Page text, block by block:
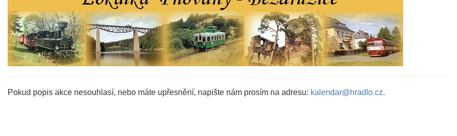
Pokud popis akce nesouhlasí, nebo máte upřesnění, napište nám prosím na adresu: kalendar@hradlo.cz.